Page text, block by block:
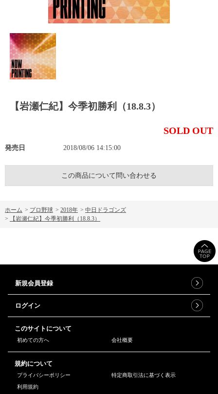
【岩瀬仁紀】今季初勝利（18.8.3）
SOLD OUT
発売日 2018/08/06 14:15:00
この商品について問い合わせる
ホーム > プロ野球 > 2018年 > 中日ドラゴンズ
>
【岩瀬仁紀】今季初勝利（18.8.3）
新規会員登録
ログイン
このサイトについて
初めての方へ 会社概要
規約について
プライバシーポリシー
特定商取引法に基づく表示
利用規約